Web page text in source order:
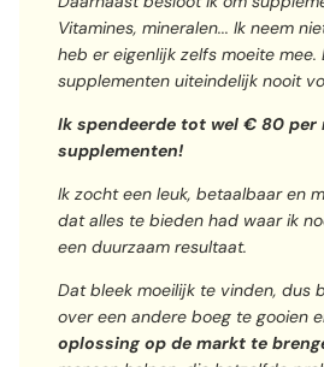
Vitamines, mineralen... Ik neem
heb er eigenlijk zelfs moeite mee.
supplementen uiteindelijk nooit
Ik spendeerde tot wel € 80 per
supplementen!
Ik zocht een leuk, betaalbaar en
dat alles te bieden had waar ik
een duurzaam resultaat.
Dat bleek moeilijk te vinden, dus
over een andere boeg te gooien
oplossing op de markt te